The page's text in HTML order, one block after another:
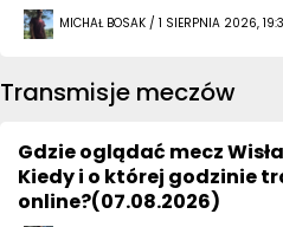
MICHAŁ BOSAK / 1 SIERPNIA 2026,
Transmisje meczów
Gdzie oglądać mecz
Kiedy i o której godzinie
online?(07.08.2026)